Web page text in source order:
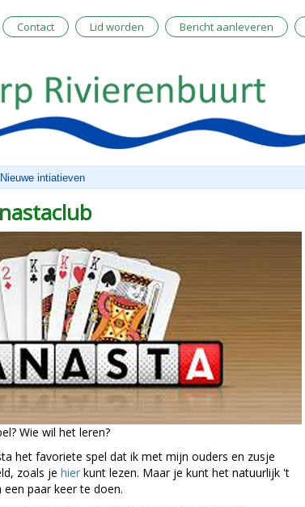
Contact Lid worden Bericht aanleveren
Nieuwe intiatieven
Wie wil het leren?
het favoriete spel dat ik met mijn ouders en zusje
zoals je hier kunt lezen. Maar je kunt het natuurlijk 't
paar keer te doen.